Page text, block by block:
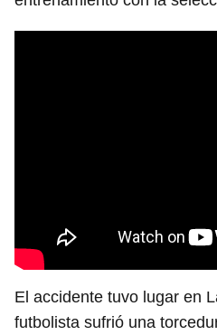
El accidente tuvo lugar en
futbolista sufrió una